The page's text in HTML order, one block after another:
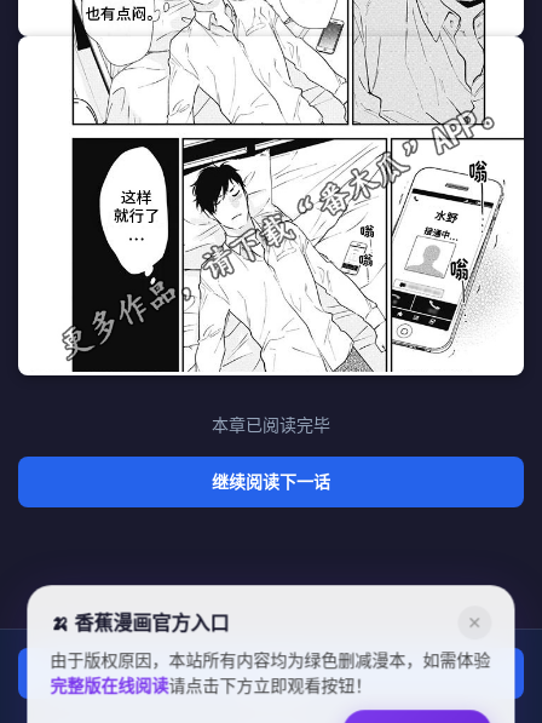
本章已阅读完毕
继续阅读下一话
上一话
🍌 香蕉漫画官方入口 ✕
由于版权原因，本站所有内容均为绿色删减漫本，如需体验
完整版在线阅读请点击下方立即观看按钮！